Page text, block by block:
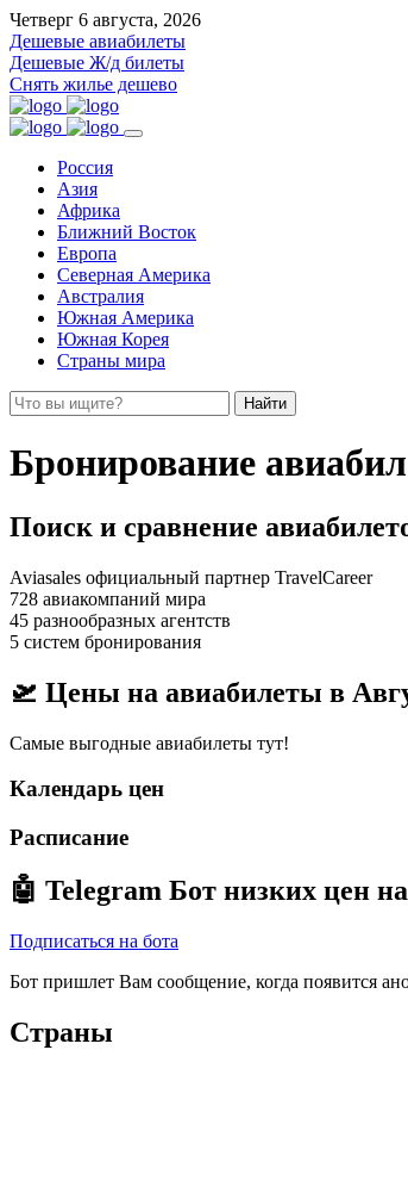
Четверг 6 августа, 2026
Дешевые авиабилеты
Дешевые Ж/д билеты
Снять жилье дешево
Россия
Азия
Африка
Ближний Восток
Европа
Северная Америка
Австралия
Южная Америка
Южная Корея
Страны мира
Найти
Бронирование
Поиск и сравнение
Aviasales официальный партнер TravelCareer
728 авиакомпаний мира
45 разнообразных агентств
5 систем бронирования
🛫 Цены на авиабилеты в
Самые выгодные авиабилеты тут!
Календарь цен
Расписание
🤖 Telegram Бот низких цен
Подписаться на бота
Бот пришлет Вам сообщение, когда появится
Страны